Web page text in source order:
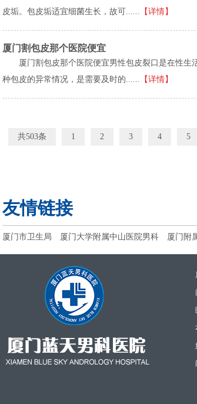
皮垢。包皮垢适宜细菌生长，故可......
【详情】
厦门割包皮那个医院便宜
厦门割包皮那个医院便宜男性包皮裂口是在性
种包皮的异常情况，是需要及时的......
【详情】
共503条 1 2 3 4 5
友情链接
厦门市卫生局 厦门大学附属中山医院男科 厦门附